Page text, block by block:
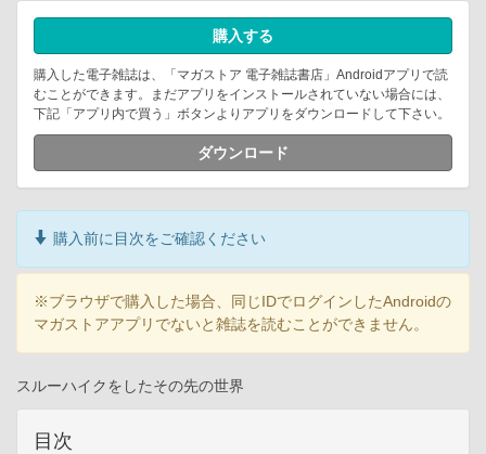
購入する
購入した電子雑誌は、「マガストア 電子雑誌書店」Androidアプリで読
むことができます。まだアプリをインストールされていない場合には、
下記「アプリ内で買う」ボタンよりアプリをダウンロードして下さい。
ダウンロード
購入前に目次をご確認ください
※ブラウザで購入した場合、同じIDでログインしたAndroidの
マガストアアプリでないと雑誌を読むことができません。
スルーハイクをしたその先の世界
目次